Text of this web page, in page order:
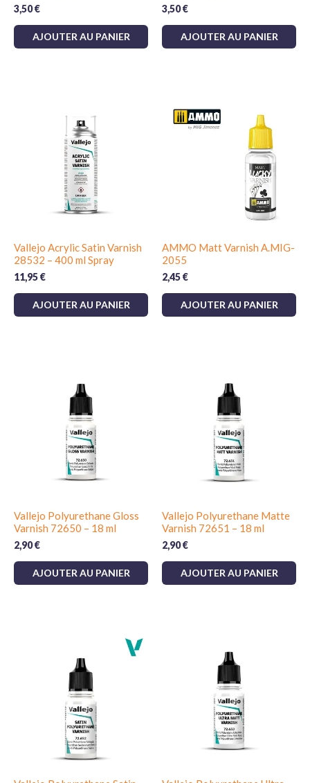
3,50€
AJOUTER AU PANIER
3,50€
AJOUTER AU PANIER
Vallejo Acrylic Satin Varnish
28532 – 400 ml Spray
11,95€
AJOUTER AU PANIER
AMMO Matt Varnish A.MIG-
2055
2,45€
AJOUTER AU PANIER
Vallejo Polyurethane Gloss
Varnish 72650 – 18 ml
2,90€
AJOUTER AU PANIER
Vallejo Polyurethane Matte
Varnish 72651 – 18 ml
2,90€
AJOUTER AU PANIER